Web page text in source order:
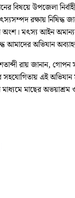
বিষয়ে উপজেলা
রক্ষায় নিষিদ্ধ
অংশ। মৎস্য আইন
আমাদের অভিযান
রায় জানান, গোপন
এই
মাছের অভয়াশ্রম